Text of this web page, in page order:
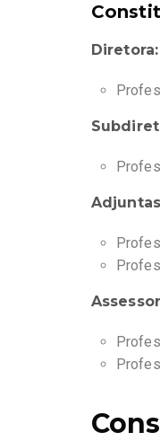
Diretora: